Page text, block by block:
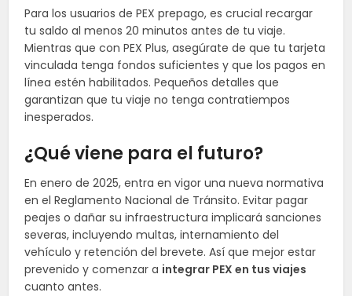
Para los usuarios de PEX prepago, es crucial recargar
tu saldo al menos 20 minutos antes de tu viaje.
Mientras que con PEX Plus, asegúrate de que tu tarjeta
vinculada tenga fondos suficientes y que los pagos en
línea estén habilitados. Pequeños detalles que
garantizan que tu viaje no tenga contratiempos
inesperados.
¿Qué viene para el futuro?
En enero de 2025, entra en vigor una nueva normativa
en el Reglamento Nacional de Tránsito. Evitar pagar
peajes o dañar su infraestructura implicará sanciones
severas, incluyendo multas, internamiento del
vehículo y retención del brevete. Así que mejor estar
prevenido y comenzar a integrar PEX en tus viajes
cuanto antes.